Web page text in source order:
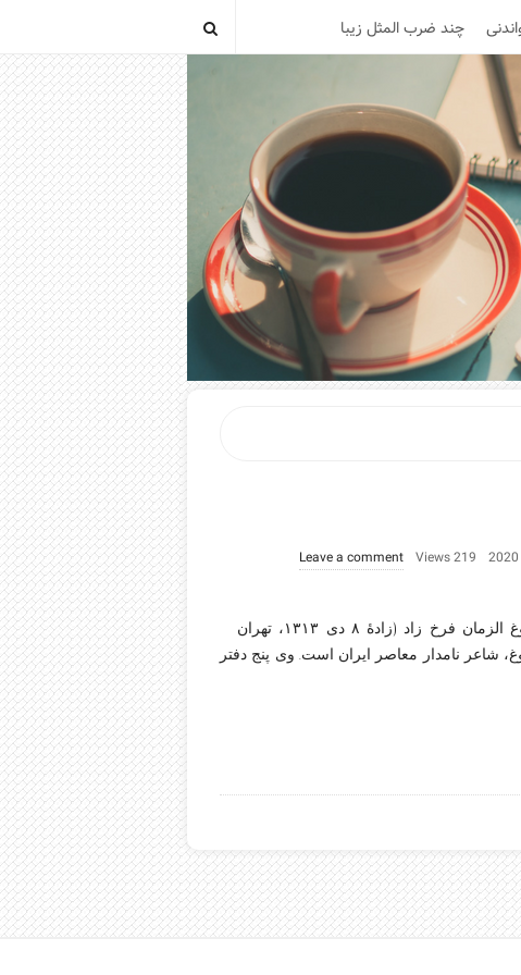
چند ضرب المثل زیبا
219 Views
Leave a comment
رمیده-فروغ فرخزاد جایگاه خاکسپاری: گورستان ظهیرالدولهفروغ الزمان فرخ زاد (زادهٔ ۸ دی ۱۳۱۳، تهران —
و فروغ، شاعر نامدار معاصر ایران است. وی پنج دفتر